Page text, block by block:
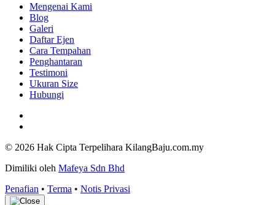
Mengenai Kami
Blog
Galeri
Daftar Ejen
Cara Tempahan
Penghantaran
Testimoni
Ukuran Size
Hubungi
© 2026 Hak Cipta Terpelihara KilangBaju.com.my
Dimiliki oleh Mafeya Sdn Bhd
Penafian • Terma • Notis Privasi